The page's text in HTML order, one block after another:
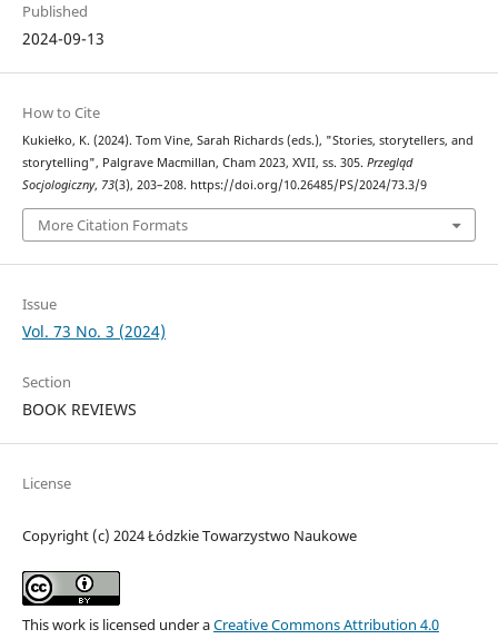
Published
2024-09-13
How to Cite
Kukiełko, K. (2024). Tom Vine, Sarah Richards (eds.), "Stories, storytellers, and
storytelling", Palgrave Macmillan, Cham 2023, XVII, ss. 305. Przegląd
Socjologiczny, 73(3), 203–208. https://doi.org/10.26485/PS/2024/73.3/9
More Citation Formats
Issue
Vol. 73 No. 3 (2024)
Section
BOOK REVIEWS
License
Copyright (c) 2024 Łódzkie Towarzystwo Naukowe
This work is licensed under aCreative Commons Attribution 4.0